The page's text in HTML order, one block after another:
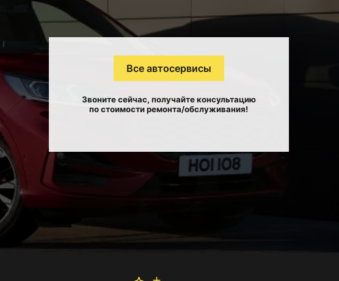
Все автосервисы
Звоните сейчас, получайте консультацию
по стоимости ремонта/обслуживания!